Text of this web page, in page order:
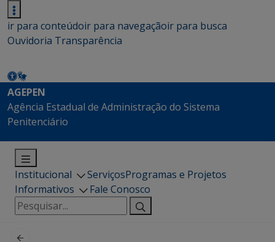
ir para conteúdoir para navegaçãoir para busca
Ouvidoria Transparência
AGEPEN
Agência Estadual de Administração do Sistema
Penitenciário
Institucional ServiçosProgramas e Projetos
Informativos
Fale Conosco
Pesquisar
por: